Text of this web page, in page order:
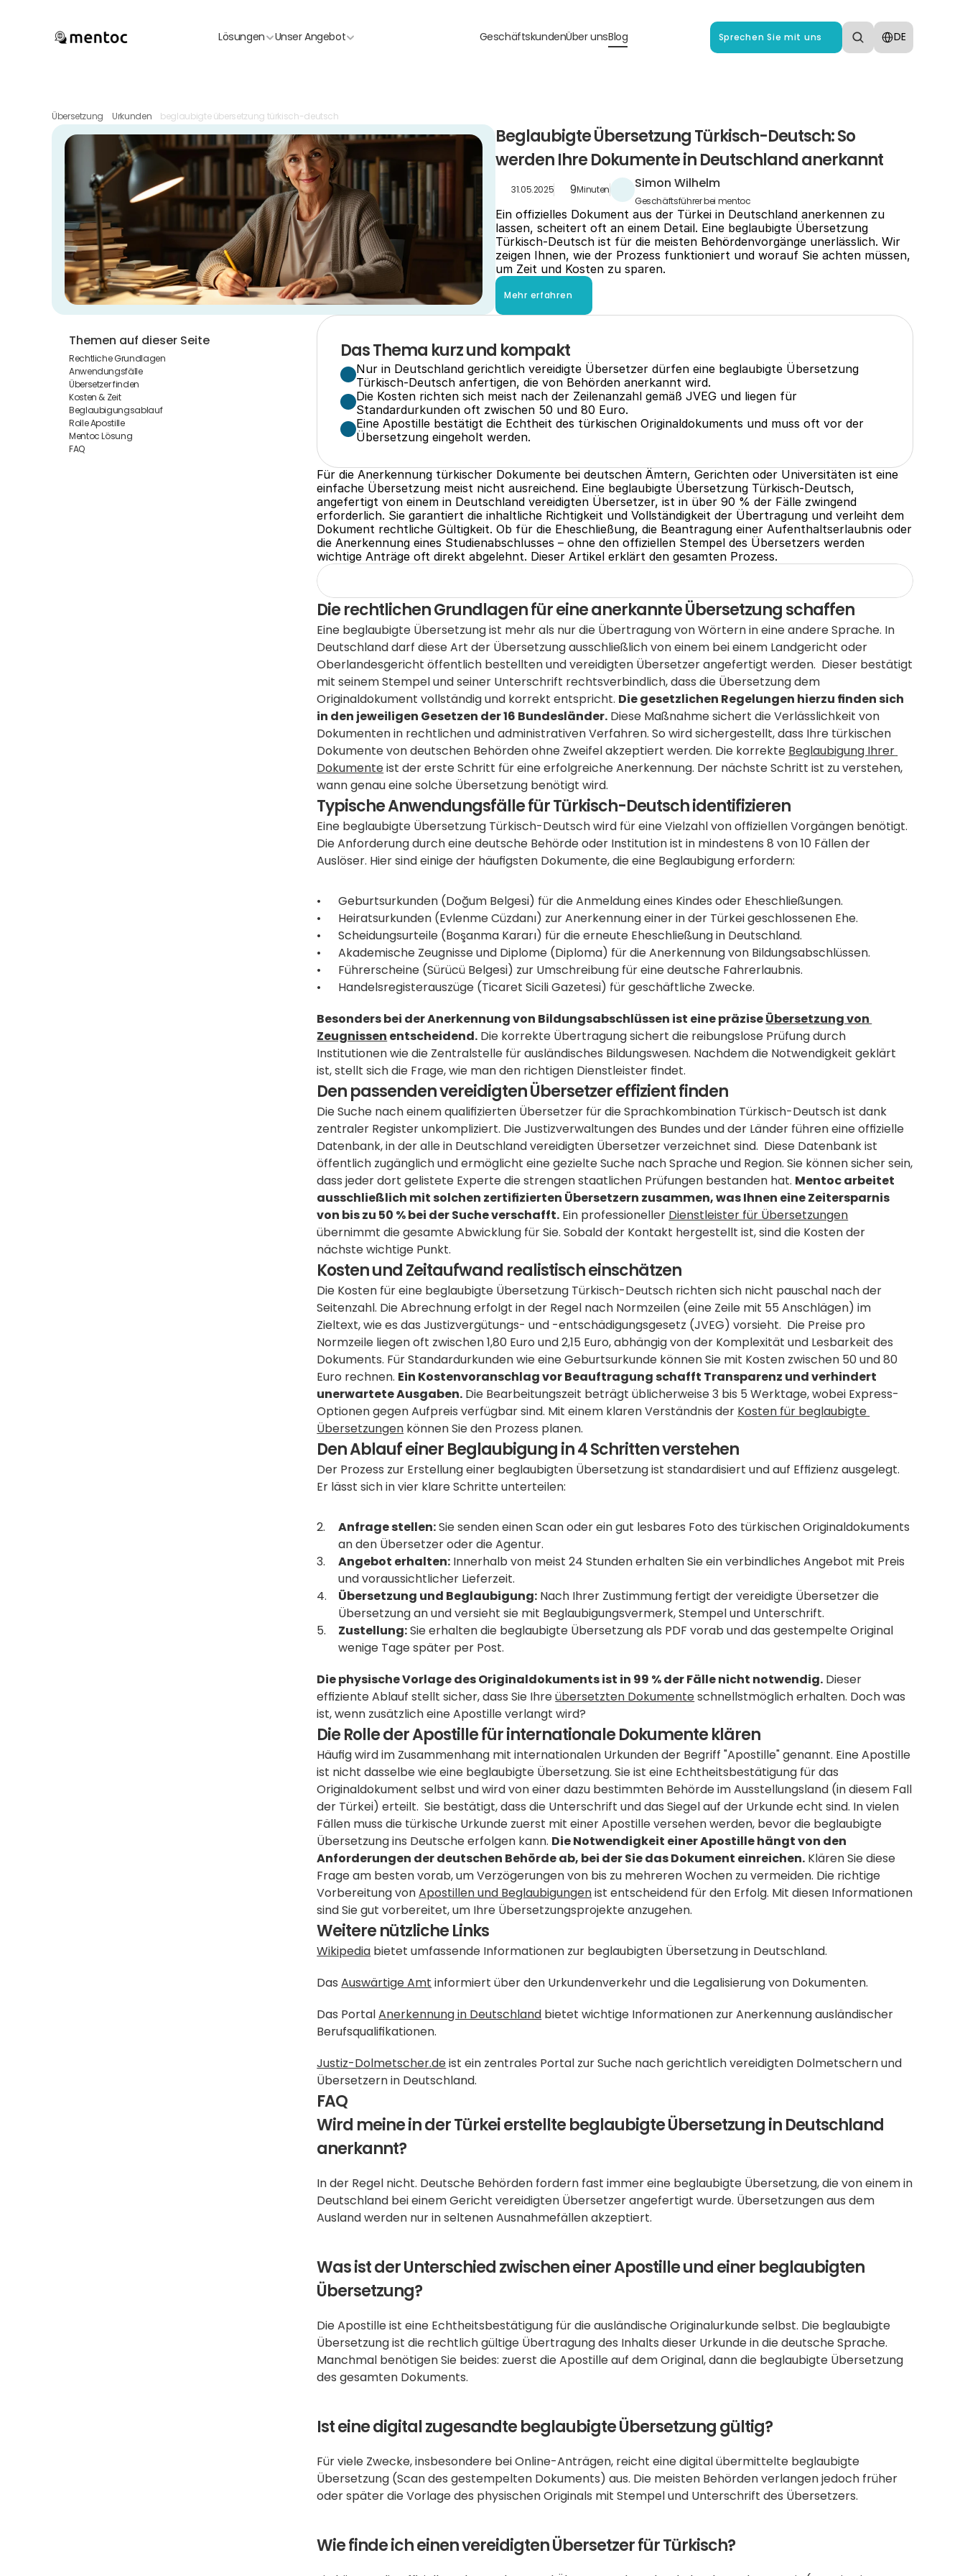
Lösungen Unser Angebot GeschäftskundenÜber unsBlog Sprechen Sie mit uns
Select Language
DE
Übersetzung Urkunden beglaubigte übersetzung türkisch-deutsch
Beglaubigte Übersetzung Türkisch-Deutsch: So
werden Ihre Dokumente in Deutschland anerkannt
31.05.2025 9Minuten Simon Wilhelm
Geschäftsführer bei mentoc
Ein offizielles Dokument aus der Türkei in Deutschland anerkennen zu
lassen, scheitert oft an einem Detail. Eine beglaubigte Übersetzung
Türkisch-Deutsch ist für die meisten Behördenvorgänge unerlässlich. Wir
zeigen Ihnen, wie der Prozess funktioniert und worauf Sie achten müssen,
um Zeit und Kosten zu sparen.
Mehr erfahren
Themen auf dieser Seite
Rechtliche Grundlagen
Anwendungsfälle
Übersetzer finden
Kosten & Zeit
Beglaubigungsablauf
Rolle Apostille
Mentoc Lösung
FAQ
Das Thema kurz und kompakt
Nur in Deutschland gerichtlich vereidigte Übersetzer dürfen eine beglaubigte Übersetzung
Türkisch-Deutsch anfertigen, die von Behörden anerkannt wird.
Die Kosten richten sich meist nach der Zeilenanzahl gemäß JVEG und liegen für
Standardurkunden oft zwischen 50 und 80 Euro.
Eine Apostille bestätigt die Echtheit des türkischen Originaldokuments und muss oft vor der
Übersetzung eingeholt werden.
Für die Anerkennung türkischer Dokumente bei deutschen Ämtern, Gerichten oder Universitäten ist eine
einfache Übersetzung meist nicht ausreichend. Eine beglaubigte Übersetzung Türkisch-Deutsch,
angefertigt von einem in Deutschland vereidigten Übersetzer, ist in über 90 % der Fälle zwingend
erforderlich. Sie garantiert die inhaltliche Richtigkeit und Vollständigkeit der Übertragung und verleiht dem
Dokument rechtliche Gültigkeit. Ob für die Eheschließung, die Beantragung einer Aufenthaltserlaubnis oder
die Anerkennung eines Studienabschlusses – ohne den offiziellen Stempel des Übersetzers werden
wichtige Anträge oft direkt abgelehnt. Dieser Artikel erklärt den gesamten Prozess.
Die rechtlichen Grundlagen für eine anerkannte Übersetzung schaffen
Eine beglaubigte Übersetzung ist mehr als nur die Übertragung von Wörtern in eine andere Sprache. In
Deutschland darf diese Art der Übersetzung ausschließlich von einem bei einem Landgericht oder
Oberlandesgericht öffentlich bestellten und vereidigten Übersetzer angefertigt werden.  Dieser bestätigt
mit seinem Stempel und seiner Unterschrift rechtsverbindlich, dass die Übersetzung dem
Originaldokument vollständig und korrekt entspricht. Die gesetzlichen Regelungen hierzu finden sich
in den jeweiligen Gesetzen der 16 Bundesländer. Diese Maßnahme sichert die Verlässlichkeit von
Dokumenten in rechtlichen und administrativen Verfahren. So wird sichergestellt, dass Ihre türkischen
Dokumente von deutschen Behörden ohne Zweifel akzeptiert werden. Die korrekte Beglaubigung Ihrer
Dokumente ist der erste Schritt für eine erfolgreiche Anerkennung. Der nächste Schritt ist zu verstehen,
wann genau eine solche Übersetzung benötigt wird.
Typische Anwendungsfälle für Türkisch-Deutsch identifizieren
Eine beglaubigte Übersetzung Türkisch-Deutsch wird für eine Vielzahl von offiziellen Vorgängen benötigt.
Die Anforderung durch eine deutsche Behörde oder Institution ist in mindestens 8 von 10 Fällen der
Auslöser. Hier sind einige der häufigsten Dokumente, die eine Beglaubigung erfordern:
Geburtsurkunden (Doğum Belgesi) für die Anmeldung eines Kindes oder Eheschließungen.
Heiratsurkunden (Evlenme Cüzdanı) zur Anerkennung einer in der Türkei geschlossenen Ehe.
Scheidungsurteile (Boşanma Kararı) für die erneute Eheschließung in Deutschland.
Akademische Zeugnisse und Diplome (Diploma) für die Anerkennung von Bildungsabschlüssen.
Führerscheine (Sürücü Belgesi) zur Umschreibung für eine deutsche Fahrerlaubnis.
Handelsregisterauszüge (Ticaret Sicili Gazetesi) für geschäftliche Zwecke.
Besonders bei der Anerkennung von Bildungsabschlüssen ist eine präzise Übersetzung von
Zeugnissen entscheidend. Die korrekte Übertragung sichert die reibungslose Prüfung durch
Institutionen wie die Zentralstelle für ausländisches Bildungswesen. Nachdem die Notwendigkeit geklärt
ist, stellt sich die Frage, wie man den richtigen Dienstleister findet.
Den passenden vereidigten Übersetzer effizient finden
Die Suche nach einem qualifizierten Übersetzer für die Sprachkombination Türkisch-Deutsch ist dank
zentraler Register unkompliziert. Die Justizverwaltungen des Bundes und der Länder führen eine offizielle
Datenbank, in der alle in Deutschland vereidigten Übersetzer verzeichnet sind.  Diese Datenbank ist
öffentlich zugänglich und ermöglicht eine gezielte Suche nach Sprache und Region. Sie können sicher sein,
dass jeder dort gelistete Experte die strengen staatlichen Prüfungen bestanden hat. Mentoc arbeitet
ausschließlich mit solchen zertifizierten Übersetzern zusammen, was Ihnen eine Zeitersparnis
von bis zu 50 % bei der Suche verschafft. Ein professioneller Dienstleister für Übersetzungen
übernimmt die gesamte Abwicklung für Sie. Sobald der Kontakt hergestellt ist, sind die Kosten der
nächste wichtige Punkt.
Kosten und Zeitaufwand realistisch einschätzen
Die Kosten für eine beglaubigte Übersetzung Türkisch-Deutsch richten sich nicht pauschal nach der
Seitenzahl. Die Abrechnung erfolgt in der Regel nach Normzeilen (eine Zeile mit 55 Anschlägen) im
Zieltext, wie es das Justizvergütungs- und -entschädigungsgesetz (JVEG) vorsieht.  Die Preise pro
Normzeile liegen oft zwischen 1,80 Euro und 2,15 Euro, abhängig von der Komplexität und Lesbarkeit des
Dokuments. Für Standardurkunden wie eine Geburtsurkunde können Sie mit Kosten zwischen 50 und 80
Euro rechnen. Ein Kostenvoranschlag vor Beauftragung schafft Transparenz und verhindert
unerwartete Ausgaben. Die Bearbeitungszeit beträgt üblicherweise 3 bis 5 Werktage, wobei Express-
Optionen gegen Aufpreis verfügbar sind. Mit einem klaren Verständnis der Kosten für beglaubigte
Übersetzungen können Sie den Prozess planen.
Den Ablauf einer Beglaubigung in 4 Schritten verstehen
Der Prozess zur Erstellung einer beglaubigten Übersetzung ist standardisiert und auf Effizienz ausgelegt.
Er lässt sich in vier klare Schritte unterteilen:
Anfrage stellen: Sie senden einen Scan oder ein gut lesbares Foto des türkischen Originaldokuments
an den Übersetzer oder die Agentur.
Angebot erhalten: Innerhalb von meist 24 Stunden erhalten Sie ein verbindliches Angebot mit Preis
und voraussichtlicher Lieferzeit.
Übersetzung und Beglaubigung: Nach Ihrer Zustimmung fertigt der vereidigte Übersetzer die
Übersetzung an und versieht sie mit Beglaubigungsvermerk, Stempel und Unterschrift.
Zustellung: Sie erhalten die beglaubigte Übersetzung als PDF vorab und das gestempelte Original
wenige Tage später per Post.
Die physische Vorlage des Originaldokuments ist in 99 % der Fälle nicht notwendig. Dieser
effiziente Ablauf stellt sicher, dass Sie Ihre übersetzten Dokumente schnellstmöglich erhalten. Doch was
ist, wenn zusätzlich eine Apostille verlangt wird?
Die Rolle der Apostille für internationale Dokumente klären
Häufig wird im Zusammenhang mit internationalen Urkunden der Begriff "Apostille" genannt. Eine Apostille
ist nicht dasselbe wie eine beglaubigte Übersetzung. Sie ist eine Echtheitsbestätigung für das
Originaldokument selbst und wird von einer dazu bestimmten Behörde im Ausstellungsland (in diesem Fall
der Türkei) erteilt.  Sie bestätigt, dass die Unterschrift und das Siegel auf der Urkunde echt sind. In vielen
Fällen muss die türkische Urkunde zuerst mit einer Apostille versehen werden, bevor die beglaubigte
Übersetzung ins Deutsche erfolgen kann. Die Notwendigkeit einer Apostille hängt von den
Anforderungen der deutschen Behörde ab, bei der Sie das Dokument einreichen. Klären Sie diese
Frage am besten vorab, um Verzögerungen von bis zu mehreren Wochen zu vermeiden. Die richtige
Vorbereitung von Apostillen und Beglaubigungen ist entscheidend für den Erfolg. Mit diesen Informationen
sind Sie gut vorbereitet, um Ihre Übersetzungsprojekte anzugehen.
Weitere nützliche Links
Wikipedia bietet umfassende Informationen zur beglaubigten Übersetzung in Deutschland.
Das Auswärtige Amt informiert über den Urkundenverkehr und die Legalisierung von Dokumenten.
Das Portal Anerkennung in Deutschland bietet wichtige Informationen zur Anerkennung ausländischer
Berufsqualifikationen.
Justiz-Dolmetscher.de ist ein zentrales Portal zur Suche nach gerichtlich vereidigten Dolmetschern und
Übersetzern in Deutschland.
FAQ
Wird meine in der Türkei erstellte beglaubigte Übersetzung in Deutschland
anerkannt?
In der Regel nicht. Deutsche Behörden fordern fast immer eine beglaubigte Übersetzung, die von einem in
Deutschland bei einem Gericht vereidigten Übersetzer angefertigt wurde. Übersetzungen aus dem
Ausland werden nur in seltenen Ausnahmefällen akzeptiert.
Was ist der Unterschied zwischen einer Apostille und einer beglaubigten
Übersetzung?
Die Apostille ist eine Echtheitsbestätigung für die ausländische Originalurkunde selbst. Die beglaubigte
Übersetzung ist die rechtlich gültige Übertragung des Inhalts dieser Urkunde in die deutsche Sprache.
Manchmal benötigen Sie beides: zuerst die Apostille auf dem Original, dann die beglaubigte Übersetzung
des gesamten Dokuments.
Ist eine digital zugesandte beglaubigte Übersetzung gültig?
Für viele Zwecke, insbesondere bei Online-Anträgen, reicht eine digital übermittelte beglaubigte
Übersetzung (Scan des gestempelten Dokuments) aus. Die meisten Behörden verlangen jedoch früher
oder später die Vorlage des physischen Originals mit Stempel und Unterschrift des Übersetzers.
Wie finde ich einen vereidigten Übersetzer für Türkisch?